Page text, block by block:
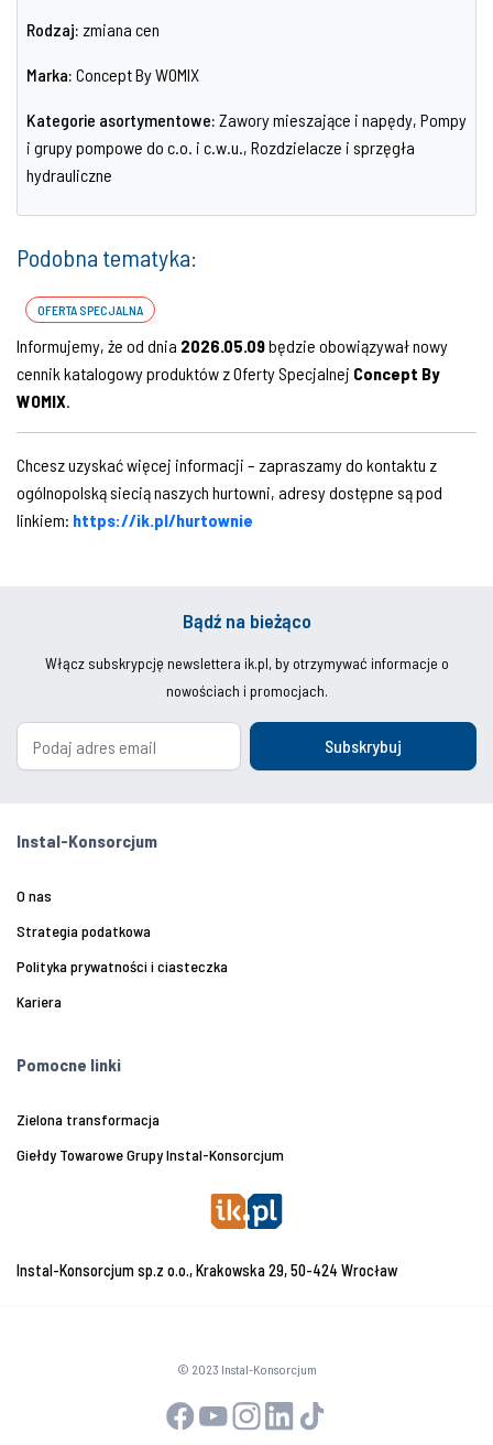
Rodzaj: zmiana cen
Marka: Concept By WOMIX
Kategorie asortymentowe: Zawory mieszające i napędy, Pompy
i grupy pompowe do c.o. i c.w.u., Rozdzielacze i sprzęgła
hydrauliczne
Podobna tematyka:
OFERTA SPECJALNA
Informujemy, że od dnia 2026.05.09będzie obowiązywał nowy
cennik katalogowy produktów z Oferty Specjalnej Concept By
WOMIX.
Chcesz uzyskać więcej informacji – zapraszamy do kontaktu z
ogólnopolską siecią naszych hurtowni, adresy dostępne są pod
linkiem: https://ik.pl/hurtownie
Bądź na bieżąco
Włącz subskrypcję newslettera ik.pl, by otrzymywać informacje o
nowościach i promocjach.
Subskrybuj
Instal-Konsorcjum
O nas
Strategia podatkowa
Polityka prywatności i ciasteczka
Kariera
Pomocne linki
Zielona transformacja
Giełdy Towarowe Grupy Instal-Konsorcjum
Instal-Konsorcjum sp.z o.o., Krakowska 29, 50-424 Wrocław
© 2023 Instal-Konsorcjum